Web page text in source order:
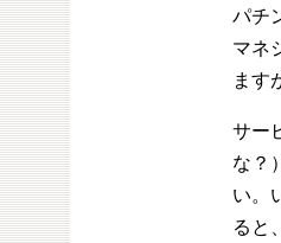
パチ
マネ
ます
サー
な？
い。
ると